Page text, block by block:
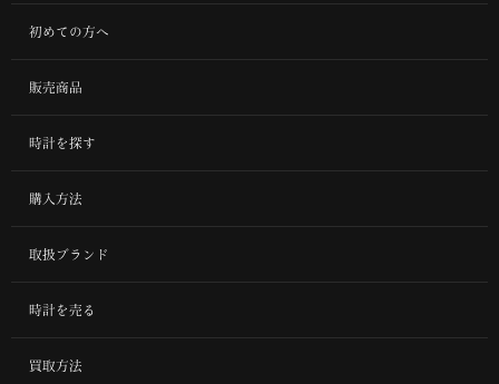
初めての方へ
販売商品
時計を探す
購入方法
取扱ブランド
時計を売る
買取方法